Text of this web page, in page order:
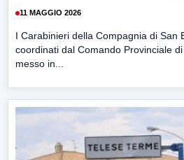
11 MAGGIO 2026
I Carabinieri della Compagnia di San
coordinati dal Comando Provinciale
messo in...